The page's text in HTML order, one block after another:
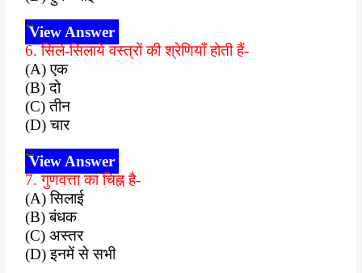
View Answer
6. सिले-सिलाये वस्त्रों की श्रेणियाँ होती हैं-
(A) एक
(B) दो
(C) तीन
(D) चार
View Answer
7. गुणवत्ता का चिह्न है-
(A) सिलाई
(B) बंधक
(C) अस्तर
(D) इनमें से सभी